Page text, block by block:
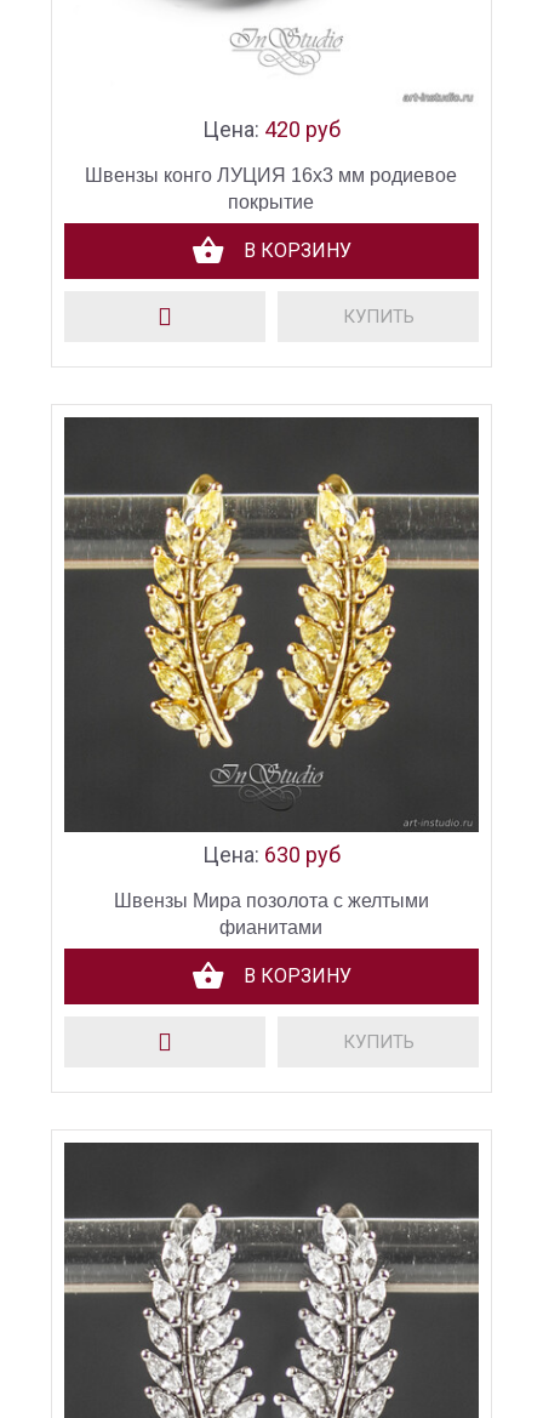
Цена: 420 руб
Швензы конго ЛУЦИЯ 16х3 мм родиевое
покрытие
В КОРЗИНУ
КУПИТЬ
Цена: 630 руб
Швензы Мира позолота с желтыми
фианитами
В КОРЗИНУ
КУПИТЬ